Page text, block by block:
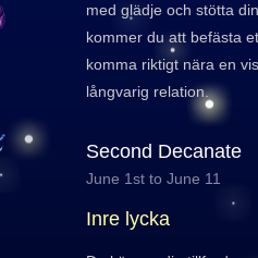
med glädje och stötta
kommer du att befästa
komma riktigt nära en
långvarig relation.
Second Decanate
June 1st to June 11
Inre lycka